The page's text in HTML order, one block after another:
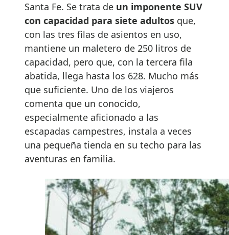
Santa Fe. Se trata de un imponente SUV
con capacidad para siete adultos que,
con las tres filas de asientos en uso,
mantiene un maletero de 250 litros de
capacidad, pero que, con la tercera fila
abatida, llega hasta los 628. Mucho más
que suficiente. Uno de los viajeros
comenta que un conocido,
especialmente aficionado a las
escapadas campestres, instala a veces
una pequeña tienda en su techo para las
aventuras en familia.